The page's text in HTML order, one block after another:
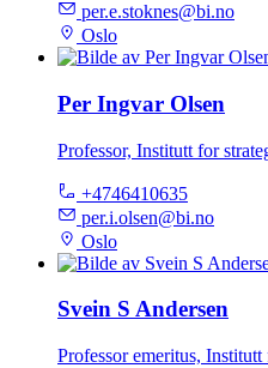
per.e.stoknes@bi.no
Oslo
Per Ingvar Olsen
Professor, Institutt for
+4746410635
per.i.olsen@bi.no
Oslo
Svein S Andersen
Professor emeritus,